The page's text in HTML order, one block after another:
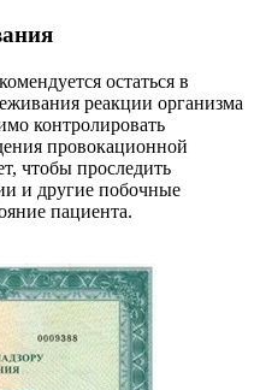
остаться в
реакции организма
контролировать
провокационной
чтобы проследить
и другие побочные
пациента.